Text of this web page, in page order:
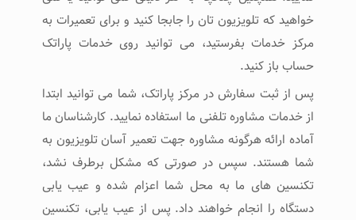
خواهید که تلویزیون تان را جابجا کنید و برای تعمیرات به
مرکز خدمات بفرستید، می توانید روی خدمات پاراتک
حساب باز کنید.
پس از ثبت سفارش در مرکز پاراتک، شما می توانید ابتدا
از خدمات مشاوره تلفنی ما استفاده نمایید. کارشناسان ما
آماده ارائه هرگونه مشاوره جهت تعمیر آسان تلویزیون به
شما هستند. سپس در صورتی که مشکل برطرف نشد،
تکنسین های ما به محل شما اعزام شده و عیب یابی
دستگاه را انجام خواهند داد. پس از عیب یابی، تکنسین